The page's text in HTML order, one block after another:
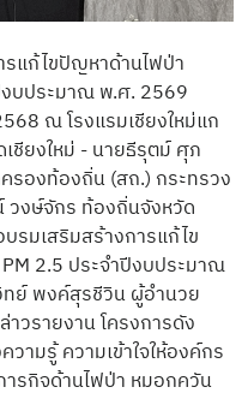
แก้ไขปัญหาด้านไฟป่า
บประมาณ พ.ศ. 2569
ณ โรงแรมเชียงใหม่แก
เชียงใหม่ - นายธีรุตม์ ศุภ
องท้องถิ่น (สถ.) กระทรวง
วงษ์จักร ท้องถิ่นจังหวัด
บรมเสริมสร้างการแก้ไข
2.5 ประจำปีงบประมาณ
ย์ พงค์สุรชีวิน ผู้อำนวย
วรายงาน โครงการดัง
ามรู้ ความเข้าใจให้องค์กร
รกิจด้านไฟป่า หมอกควัน